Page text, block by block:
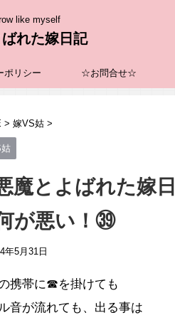
like myself
れた嫁日記
ポリシー ☆お問合せ☆
> 嫁VS姑 >
悪魔とよばれた嫁
が悪い！㊴
年5月31日
携帯に☎を掛けても
音が流れても、出る事は